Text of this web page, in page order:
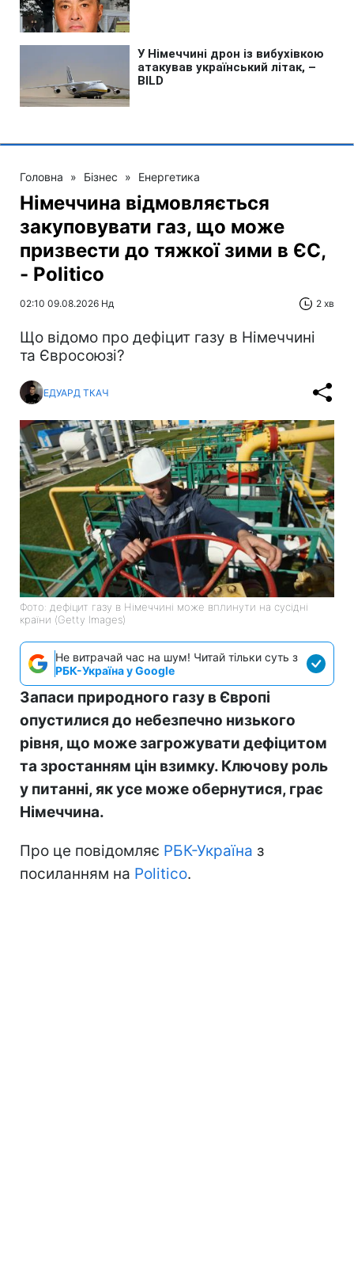
Головна » Бізнес » Енергетика
Німеччина відмовляється
закуповувати газ, що може
призвести до тяжкої зими в ЄС,
- Politico
02:10 09.08.2026 Нд 2 хв
Що відомо про дефіцит газу в Німеччині
та Євросоюзі?
ЕДУАРД ТКАЧ
Фото: дефіцит газу в Німеччині може вплинути на сусідні
країни (Getty Images)
Не витрачай час на шум! Читай тільки суть з
РБК-Україна у Google
Запаси природного газу в Європі
опустилися до небезпечно низького
рівня, що може загрожувати дефіцитом
та зростанням цін взимку. Ключову роль
у питанні, як усе може обернутися, грає
Німеччина.
Про це повідомляє РБК-Україна з
посиланням на Politico.